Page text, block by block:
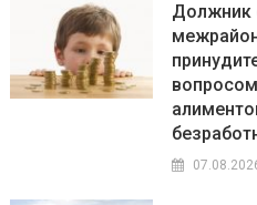
Должник